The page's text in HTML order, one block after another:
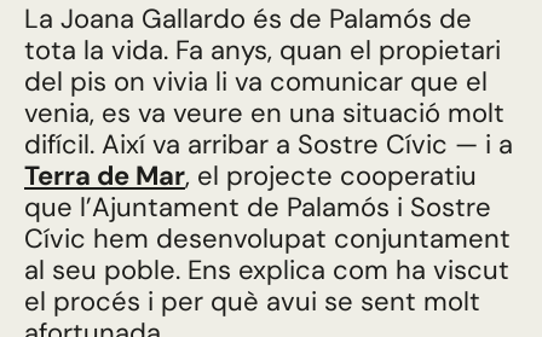
La Joana Gallardo és de Palamós de
tota la vida. Fa anys, quan el propietari
del pis on vivia li va comunicar que el
venia, es va veure en una situació molt
difícil. Així va arribar a Sostre Cívic — i a
Terra de Mar, el projecte cooperatiu
que l’Ajuntament de Palamós i Sostre
Cívic hem desenvolupat conjuntament
al seu poble. Ens explica com ha viscut
el procés i per què avui se sent molt